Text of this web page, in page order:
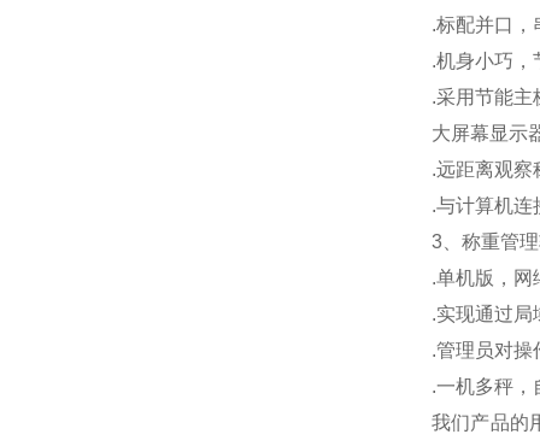
.标配并口，
.机身小巧，
.采用节能主
大屏幕显示
.远距离观察
.与计算机连
3 、称重管
.单机版，网
.实现通过局
.管理员对操
.一机多秤，
我们产品的